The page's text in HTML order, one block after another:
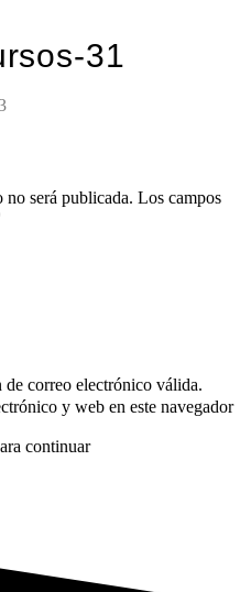
31
será publicada. Los campos
correo electrónico válida.
y web en este navegador
continuar